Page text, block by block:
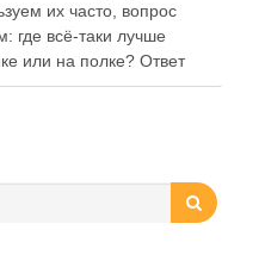
их часто, вопрос
где всё-таки лучше
или на полке? Ответ
включая температуру